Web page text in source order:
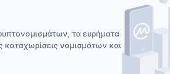
τα ευρήματα
νομισμάτων και